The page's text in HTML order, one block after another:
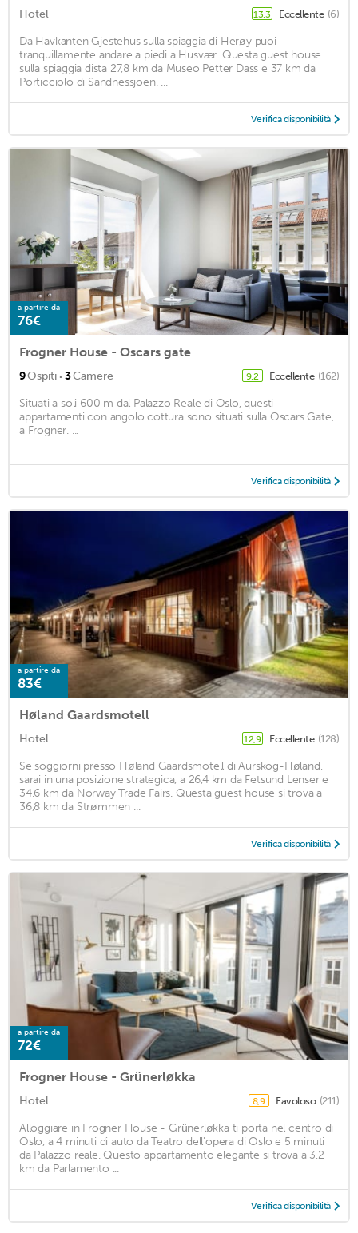
Hotel 13,3 Eccellente (6)
Da Havkanten Gjestehus sulla spiaggia di Herøy puoi
tranquillamente andare a piedi a Husvær. Questa guest house
sulla spiaggia dista 27,8 km da Museo Petter Dass e 37 km da
Porticciolo di Sandnessjoen. ...
Verifica disponibilità
a partire da
76€
Frogner House - Oscars gate
9Ospiti · 3Camere 9,2 Eccellente (162)
Situati a soli 600 m dal Palazzo Reale di Oslo, questi
appartamenti con angolo cottura sono situati sulla Oscars Gate,
a Frogner. ...
Verifica disponibilità
a partire da
83€
Høland Gaardsmotell
Hotel 12,9 Eccellente (128)
Se soggiorni presso Høland Gaardsmotell di Aurskog-Høland,
sarai in una posizione strategica, a 26,4 km da Fetsund Lenser e
34,6 km da Norway Trade Fairs. Questa guest house si trova a
36,8 km da Strømmen ...
Verifica disponibilità
a partire da
72€
Frogner House - Grünerløkka
Hotel 8,9 Favoloso (211)
Alloggiare in Frogner House - Grünerløkka ti porta nel centro di
Oslo, a 4 minuti di auto da Teatro dell'opera di Oslo e 5 minuti
da Palazzo reale. Questo appartamento elegante si trova a 3,2
km da Parlamento ...
Verifica disponibilità